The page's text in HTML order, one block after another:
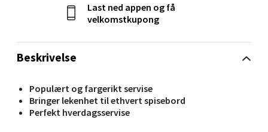
Beskrivelse
Populært og fargerikt servise
Bringer lekenhet til ethvert spisebord
Perfekt hverdagsservise
Last ned appen og få
velkomstkupong
Molde - Moldetorget